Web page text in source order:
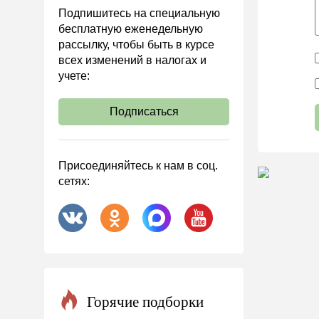
деятельности (АХД)
Охрана труда и аттестация
Охрана труда
Валютные операции
Налоговая система РФ
Налоговое планирование
Договоры
АО
Проекты
Подпишитесь на специальную
бесплатную еженедельную
рассылку, чтобы быть в курсе
всех изменений в налогах и
учете:
Подписаться
Присоединяйтесь к нам в соц.
сетях:
Горячие подборки